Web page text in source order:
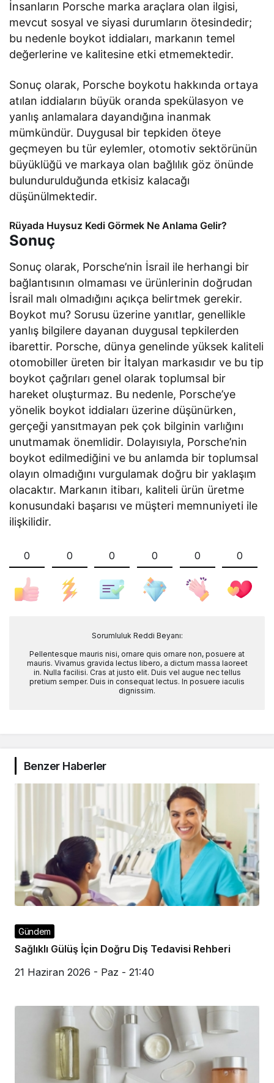
İnsanların Porsche marka araçlara olan ilgisi,
mevcut sosyal ve siyasi durumların ötesindedir;
bu nedenle boykot iddiaları, markanın temel
değerlerine ve kalitesine etki etmemektedir.
Sonuç olarak, Porsche boykotu hakkında ortaya
atılan iddiaların büyük oranda spekülasyon ve
yanlış anlamalara dayandığına inanmak
mümkündür. Duygusal bir tepkiden öteye
geçmeyen bu tür eylemler, otomotiv sektörünün
büyüklüğü ve markaya olan bağlılık göz önünde
bulundurulduğunda etkisiz kalacağı
düşünülmektedir.
Rüyada Huysuz Kedi Görmek Ne Anlama Gelir?
Sonuç
Sonuç olarak, Porsche’nin İsrail ile herhangi bir
bağlantısının olmaması ve ürünlerinin doğrudan
İsrail malı olmadığını açıkça belirtmek gerekir.
Boykot mu? Sorusu üzerine yanıtlar, genellikle
yanlış bilgilere dayanan duygusal tepkilerden
ibarettir. Porsche, dünya genelinde yüksek kaliteli
otomobiller üreten bir İtalyan markasıdır ve bu tip
boykot çağrıları genel olarak toplumsal bir
hareket oluşturmaz. Bu nedenle, Porsche’ye
yönelik boykot iddiaları üzerine düşünürken,
gerçeği yansıtmayan pek çok bilginin varlığını
unutmamak önemlidir. Dolayısıyla, Porsche’nin
boykot edilmediğini ve bu anlamda bir toplumsal
olayın olmadığını vurgulamak doğru bir yaklaşım
olacaktır. Markanın itibarı, kaliteli ürün üretme
konusundaki başarısı ve müşteri memnuniyeti ile
ilişkilidir.
0 0 0 0 0 0
Sorumluluk Reddi Beyanı:
Pellentesque mauris nisi, ornare quis ornare non, posuere at
mauris. Vivamus gravida lectus libero, a dictum massa laoreet
in. Nulla facilisi. Cras at justo elit. Duis vel augue nec tellus
pretium semper. Duis in consequat lectus. In posuere iaculis
dignissim.
Benzer Haberler
Gündem
Sağlıklı Gülüş İçin Doğru Diş Tedavisi Rehberi
21 Haziran 2026 - Paz - 21:40